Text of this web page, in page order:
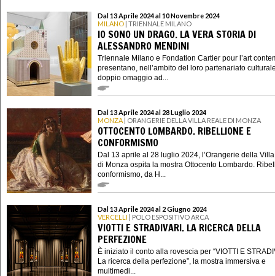
Dal 13 Aprile 2024 al 10 Novembre 2024
MILANO | TRIENNALE MILANO
IO SONO UN DRAGO. LA VERA STORIA DI
ALESSANDRO MENDINI
Triennale Milano e Fondation Cartier pour l’art
presentano, nell’ambito del loro partenariato
doppio omaggio ad...
Dal 13 Aprile 2024 al 28 Luglio 2024
MONZA | ORANGERIE DELLA VILLA REALE DI MONZA
OTTOCENTO LOMBARDO. RIBELLIONE E
CONFORMISMO
Dal 13 aprile al 28 luglio 2024, l’Orangerie della
di Monza ospita la mostra Ottocento Lombardo.
conformismo, da H...
Dal 13 Aprile 2024 al 2 Giugno 2024
VERCELLI | POLO ESPOSITIVO ARCA
VIOTTI E STRADIVARI. LA RICERCA DELLA
PERFEZIONE
È iniziato il conto alla rovescia per “VIOTTI E
La ricerca della perfezione”, la mostra immersiva e
multimedi...